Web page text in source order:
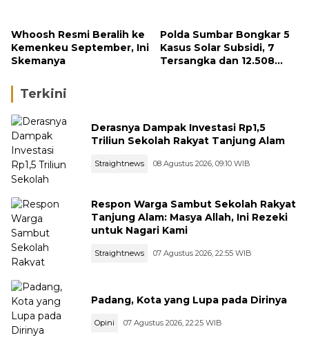
Whoosh Resmi Beralih ke
Kemenkeu September, Ini
Skemanya
Polda Sumbar Bongkar 5
Kasus Solar Subsidi, 7
Tersangka dan 12.508
Terkini
Derasnya Dampak Investasi Rp1,5
Triliun Sekolah Rakyat Tanjung Alam
Straightnews 08 Agustus 2026, 09:10 WIB
Respon Warga Sambut Sekolah Rakyat
Tanjung Alam: Masya Allah, Ini Rezeki
untuk Nagari Kami
Straightnews 07 Agustus 2026, 22:55 WIB
Padang, Kota yang Lupa pada Dirinya
Opini 07 Agustus 2026, 22:25 WIB